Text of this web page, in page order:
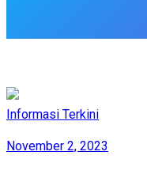
Informasi Terkini
November 2, 2023